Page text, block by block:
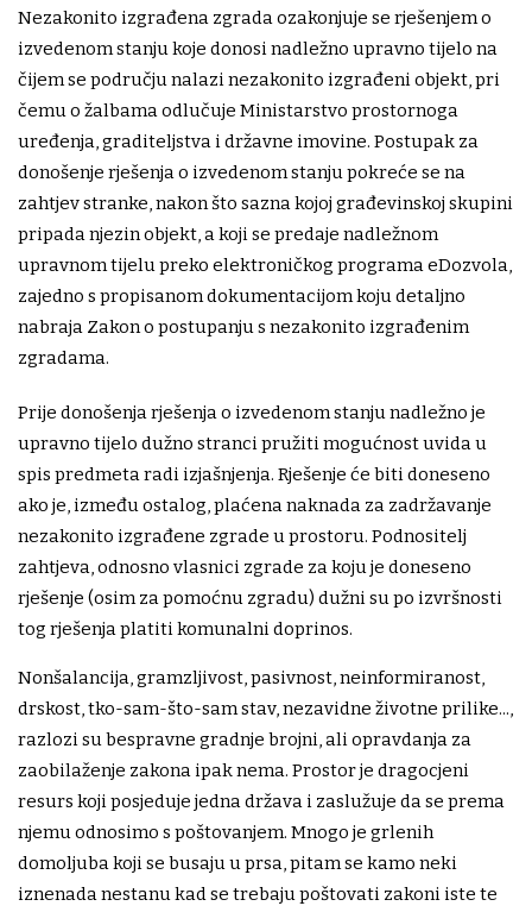
Nezakonito izgrađena zgrada ozakonjuje se rješenjem o
izvedenom stanju koje donosi nadležno upravno tijelo na
čijem se području nalazi nezakonito izgrađeni objekt, pri
čemu o žalbama odlučuje Ministarstvo prostornoga
uređenja, graditeljstva i državne imovine. Postupak za
donošenje rješenja o izvedenom stanju pokreće se na
zahtjev stranke, nakon što sazna kojoj građevinskoj skupini
pripada njezin objekt, a koji se predaje nadležnom
upravnom tijelu preko elektroničkog programa eDozvola,
zajedno s propisanom dokumentacijom koju detaljno
nabraja Zakon o postupanju s nezakonito izgrađenim
zgradama.
Prije donošenja rješenja o izvedenom stanju nadležno je
upravno tijelo dužno stranci pružiti mogućnost uvida u
spis predmeta radi izjašnjenja. Rješenje će biti doneseno
ako je, između ostalog, plaćena naknada za zadržavanje
nezakonito izgrađene zgrade u prostoru. Podnositelj
zahtjeva, odnosno vlasnici zgrade za koju je doneseno
rješenje (osim za pomoćnu zgradu) dužni su po izvršnosti
tog rješenja platiti komunalni doprinos.
Nonšalancija, gramzljivost, pasivnost, neinformiranost,
drskost, tko-sam-što-sam stav, nezavidne životne prilike...,
razlozi su bespravne gradnje brojni, ali opravdanja za
zaobilaženje zakona ipak nema. Prostor je dragocjeni
resurs koji posjeduje jedna država i zaslužuje da se prema
njemu odnosimo s poštovanjem. Mnogo je grlenih
domoljuba koji se busaju u prsa, pitam se kamo neki
iznenada nestanu kad se trebaju poštovati zakoni iste te